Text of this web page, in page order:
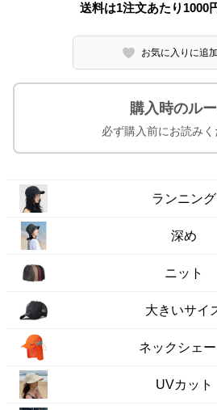
送料は1注文あたり 1000
お気に入りに追
購入時のル
必ず購入前にお読みく
ランニング
深め
ニット
大きいサイ
ネックシェ
UVカット